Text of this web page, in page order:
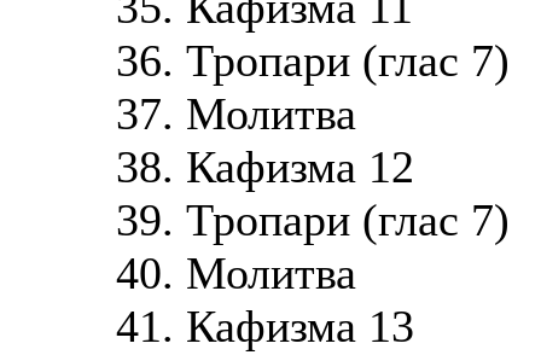
36. Тропари (глас 7)
37. Молитва
38. Кафизма 12
39. Тропари (глас 7)
40. Молитва
41. Кафизма 13